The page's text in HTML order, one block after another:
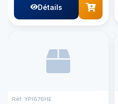
Détails
Réf: YPI676HE